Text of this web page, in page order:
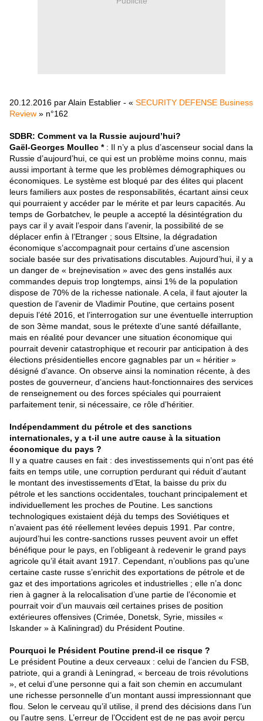
20.12.2016 par Alain Establier - « SECURITY DEFENSE Business
Review » n°162
SDBR: Comment va la Russie aujourd’hui?
Gaël-Georges Moullec *: Il n’y a plus d’ascenseur social dans la
Russie d’aujourd’hui, ce qui est un problème moins connu, mais
aussi important à terme que les problèmes démographiques ou
économiques. Le système est bloqué par des élites qui placent
leurs familiers aux postes de responsabilités, écartant ainsi ceux
qui pourraient y accéder par le mérite et par leurs capacités. Au
temps de Gorbatchev, le peuple a accepté la désintégration du
pays car il y avait l’espoir dans l’avenir, la possibilité de se
déplacer enfin à l’Etranger ; sous Eltsine, la dégradation
économique s’accompagnait pour certains d’une ascension
sociale basée sur des privatisations discutables. Aujourd’hui, il y a
un danger de « brejnevisation » avec des gens installés aux
commandes depuis trop longtemps, ainsi 1% de la population
dispose de 70% de la richesse nationale. A cela, il faut ajouter la
question de l’avenir de Vladimir Poutine, que certains posent
depuis l’été 2016, et l’interrogation sur une éventuelle interruption
de son 3ème mandat, sous le prétexte d’une santé défaillante,
mais en réalité pour devancer une situation économique qui
pourrait devenir catastrophique et recourir par anticipation à des
élections présidentielles encore gagnables par un « héritier »
désigné d’avance. On observe ainsi la nomination récente, à des
postes de gouverneur, d’anciens haut-fonctionnaires des services
de renseignement ou des forces spéciales qui pourraient
parfaitement tenir, si nécessaire, ce rôle d’héritier.
Indépendamment du pétrole et des sanctions
internationales, y a t-il une autre cause à la situation
économique du pays ?
Il y a quatre causes en fait : des investissements qui n’ont pas été
faits en temps utile, une corruption perdurant qui réduit d’autant
le montant des investissements d’Etat, la baisse du prix du
pétrole et les sanctions occidentales, touchant principalement et
individuellement les proches de Poutine. Les sanctions
technologiques existaient déjà du temps des Soviétiques et
n’avaient pas été réellement levées depuis 1991. Par contre,
aujourd’hui les contre-sanctions russes peuvent avoir un effet
bénéfique pour le pays, en l’obligeant à redevenir le grand pays
agricole qu’il était avant 1917. Cependant, n’oublions pas qu’une
certaine caste russe s’enrichit des exportations de pétrole et de
gaz et des importations agricoles et industrielles ; elle n’a donc
rien à gagner à la relocalisation d’une partie de l’économie et
pourrait voir d’un mauvais œil certaines prises de position
extérieures offensives (Crimée, Donetsk, Syrie, missiles «
Iskander » à Kaliningrad) du Président Poutine.
Pourquoi le Président Poutine prend-il ce risque ?
Le président Poutine a deux cerveaux : celui de l’ancien du FSB,
patriote, qui a grandi à Leningrad, « berceau de trois révolutions
», et celui d’une personne qui a fait son chemin en accumulant
une richesse personnelle d’un montant aussi impressionnant que
flou. Selon le cerveau qu’il utilise, il prend des décisions dans l’un
ou l’autre sens. L’erreur de l’Occident est de ne pas avoir perçu